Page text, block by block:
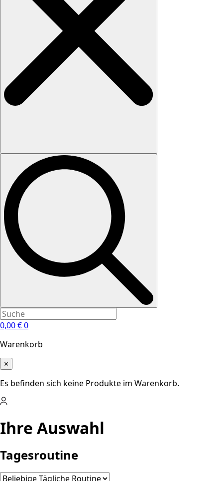
0,00€0
Warenkorb
×
Es befinden sich keine Produkte im Warenkorb.
Ihre Auswahl
Tagesroutine